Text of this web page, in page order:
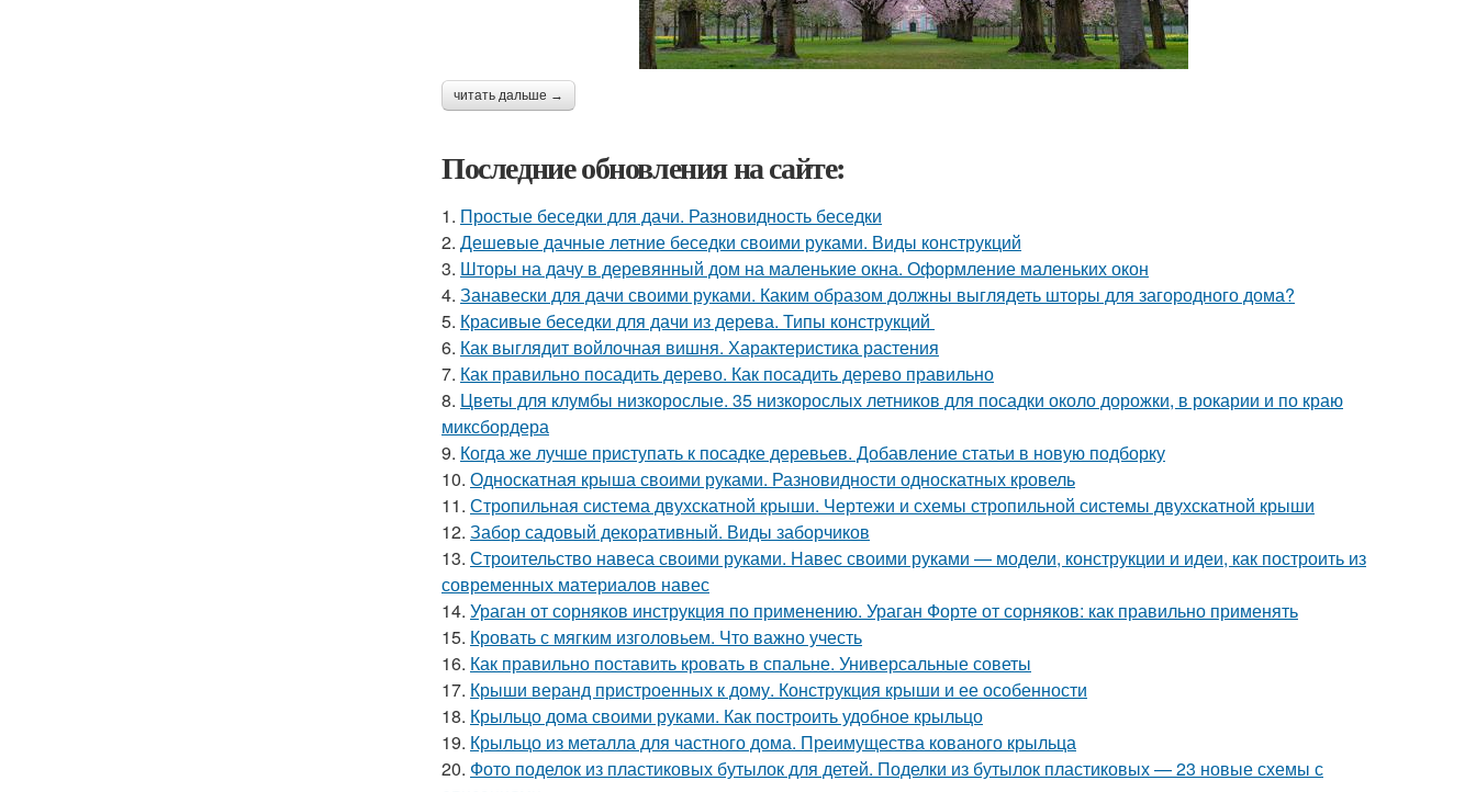
читать дальше →
Последние обновления на сайте:
1. Простые беседки для дачи. Разновидность беседки
2. Дешевые дачные летние беседки своими руками. Виды конструкций
3. Шторы на дачу в деревянный дом на маленькие окна. Оформление маленьких окон
4. Занавески для дачи своими руками. Каким образом должны выглядеть шторы для загородного дома?
5. Красивые беседки для дачи из дерева. Типы конструкций
6. Как выглядит войлочная вишня. Характеристика растения
7. Как правильно посадить дерево. Как посадить дерево правильно
8. Цветы для клумбы низкорослые. 35 низкорослых летников для посадки около дорожки, в рокарии и по краю
миксбордера
9. Когда же лучше приступать к посадке деревьев. Добавление статьи в новую подборку
10. Односкатная крыша своими руками. Разновидности односкатных кровель
11. Стропильная система двухскатной крыши. Чертежи и схемы стропильной системы двухскатной крыши
12. Забор садовый декоративный. Виды заборчиков
13. Строительство навеса своими руками. Навес своими руками — модели, конструкции и идеи, как построить из
современных материалов навес
14. Ураган от сорняков инструкция по применению. Ураган Форте от сорняков: как правильно применять
15. Кровать с мягким изголовьем. Что важно учесть
16. Как правильно поставить кровать в спальне. Универсальные советы
17. Крыши веранд пристроенных к дому. Конструкция крыши и ее особенности
18. Крыльцо дома своими руками. Как построить удобное крыльцо
19. Крыльцо из металла для частного дома. Преимущества кованого крыльца
20. Фото поделок из пластиковых бутылок для детей. Поделки из бутылок пластиковых — 23 новые схемы с